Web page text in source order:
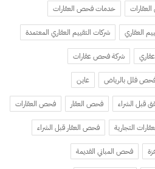
خدمات فحص العقارات
العقاري شركات التقييم العقاري المعتمدة
شركة فحص عقارات
فلل بالرياض عاين
قبل الشراء فحص العقار فحص العقارات
التجارية فحص العقار قبل الشراء
فحص المباني القديمة